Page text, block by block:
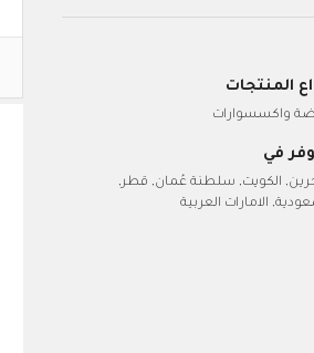
المنتجات
واكسسوارات
في
الكويت, سلطنة عُمان, قطر,
الامارات العربية